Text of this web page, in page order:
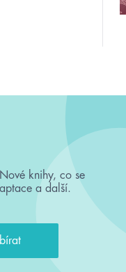
knihy, co se
a další.